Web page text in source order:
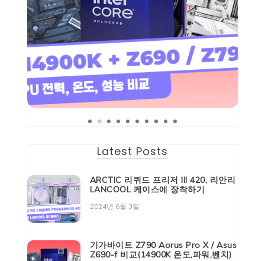
Latest Posts
ARCTIC 리퀴드 프리저 III 420, 리안리
LANCOOL 케이스에 장착하기
2024년 6월 3일
기가바이트 Z790 Aorus Pro X / Asus
Z690-f 비교(14900K 온도,파워,벤치)